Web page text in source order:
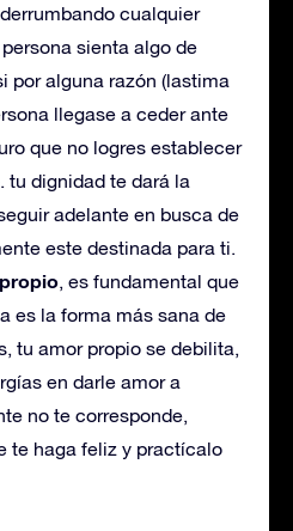
cualquier
sienta algo de
por alguna razón (lastima
llegase a ceder ante
que no logres establecer
tu dignidad te dará la
adelante en busca de
este destinada para ti.
, es fundamental que
es la forma más sana de
tu amor propio se debilita,
en darle amor a
no te corresponde,
te haga feliz y practícalo